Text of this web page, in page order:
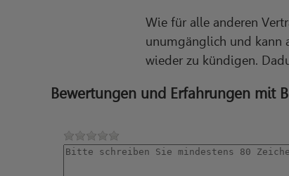
Wie für alle anderen
unumgänglich und kann
wieder zu kündigen.
Bewertungen und Erfahrungen mit